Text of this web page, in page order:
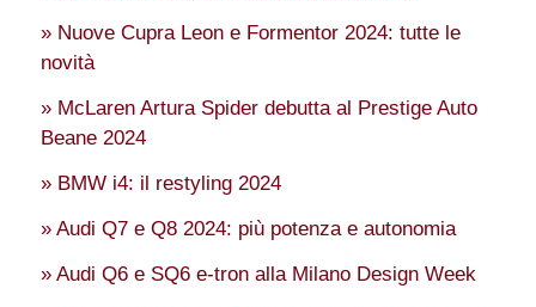
» Nuove Cupra Leon e Formentor 2024: tutte le
novità
» McLaren Artura Spider debutta al Prestige Auto
Beane 2024
» BMW i4: il restyling 2024
» Audi Q7 e Q8 2024: più potenza e autonomia
» Audi Q6 e SQ6 e-tron alla Milano Design Week